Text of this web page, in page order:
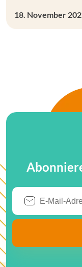
18. November